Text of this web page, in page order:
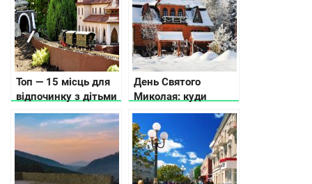
Топ — 15 місць для
відпочинку з дітьми
в Карпатах, куди
піти, що подивитись
День Святого
Миколая: куди
поїхати